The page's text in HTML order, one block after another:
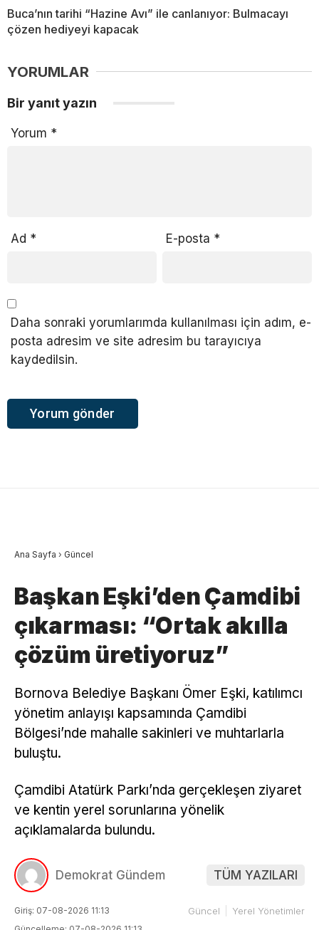
Buca’nın tarihi “Hazine Avı” ile canlanıyor: Bulmacayı
çözen hediyeyi kapacak
YORUMLAR
Bir yanıt yazın
Yorum *
Ad * E-posta *
Daha sonraki yorumlarımda kullanılması için adım, e-
posta adresim ve site adresim bu tarayıcıya
kaydedilsin.
Ana Sayfa › Güncel
Başkan Eşki’den Çamdibi
çıkarması: “Ortak akılla
çözüm üretiyoruz”
Bornova Belediye Başkanı Ömer Eşki, katılımcı
yönetim anlayışı kapsamında Çamdibi
Bölgesi’nde mahalle sakinleri ve muhtarlarla
buluştu.
Çamdibi Atatürk Parkı’nda gerçekleşen ziyaret
ve kentin yerel sorunlarına yönelik
açıklamalarda bulundu.
Demokrat Gündem TÜM YAZILARI
Giriş: 07-08-2026 11:13
Güncel Yerel Yönetimler